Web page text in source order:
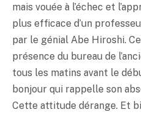
mais vouée à l’échec et
plus efficace d’un
par le génial Abe Hiroshi.
présence du bureau de
tous les matins avant le
bonjour qui rappelle son
Cette attitude dérange. Et